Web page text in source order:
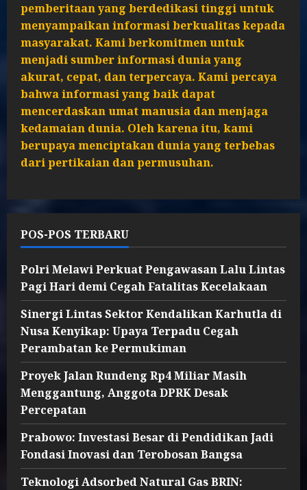
pemberitaan yang berdedikasi tinggi untuk
menyampaikan informasi berkualitas kepada
masyarakat. Kami berkomitmen untuk
menjadi sumber informasi dunia yang
akurat, cepat, dan terpercaya. Kami percaya
bahwa informasi yang baik dapat
mencerdaskan umat manusia dan menjaga
kedamaian dunia. Oleh karena itu, kami
berupaya menciptakan dunia yang terbebas
dari pertikaian dan permusuhan.
POS-POS TERBARU
Polri Melawi Perkuat Pengawasan Lalu Lintas
Pagi Hari demi Cegah Fatalitas Kecelakaan
Sinergi Lintas Sektor Kendalikan Karhutla di
Nusa Kenyikap: Upaya Terpadu Cegah
Perambatan ke Permukiman
Proyek Jalan Rundeng Rp4 Miliar Masih
Menggantung, Anggota DPRK Desak
Percepatan
Prabowo: Investasi Besar di Pendidikan Jadi
Fondasi Inovasi dan Terobosan Bangsa
Teknologi Adsorbed Natural Gas BRIN: